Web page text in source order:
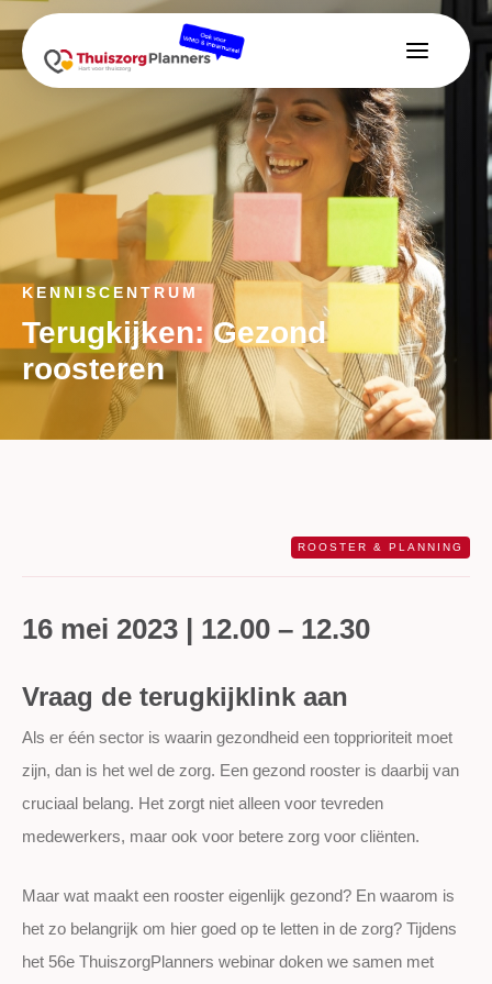
KENNISCENTRUM
Terugkijken: Gezond
roosteren
ROOSTER & PLANNING
16 mei 2023 | 12.00 – 12.30
Vraag de terugkijklink aan
Als er één sector is waarin gezondheid een topprioriteit moet
zijn, dan is het wel de zorg. Een gezond rooster is daarbij van
cruciaal belang. Het zorgt niet alleen voor tevreden
medewerkers, maar ook voor betere zorg voor cliënten.
Maar wat maakt een rooster eigenlijk gezond? En waarom is
het zo belangrijk om hier goed op te letten in de zorg? Tijdens
het 56e ThuiszorgPlanners webinar doken we samen met